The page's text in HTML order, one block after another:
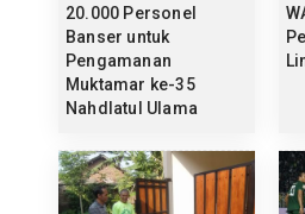
20.000 Personel
Banser untuk
Pengamanan
Muktamar ke-35
Nahdlatul Ulama